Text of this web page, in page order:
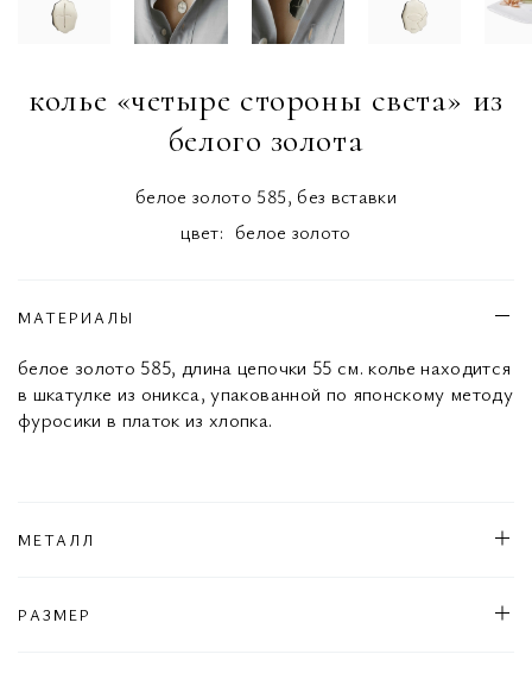
колье «четыре стороны света» из
белого золота
белое золото 585, без вставки
цвет: белое золото
МАТЕРИАЛЫ
белое золото 585, длина цепочки 55 см. колье находится
в шкатулке из оникса, упакованной по японскому методу
фуросики в платок из хлопка.
МЕТАЛЛ
РАЗМЕР